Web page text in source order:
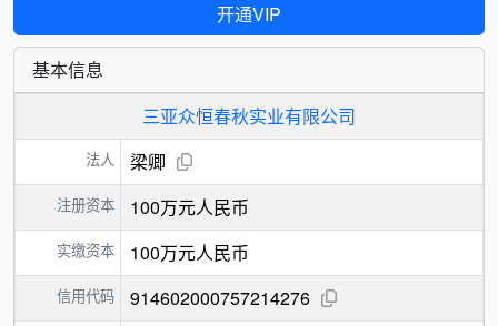
开通VIP
基本信息
三亚众恒春秋实业有限公司
法人 梁卿
注册资本 100万元人民币
实缴资本 100万元人民币
信用代码 914602000757214276